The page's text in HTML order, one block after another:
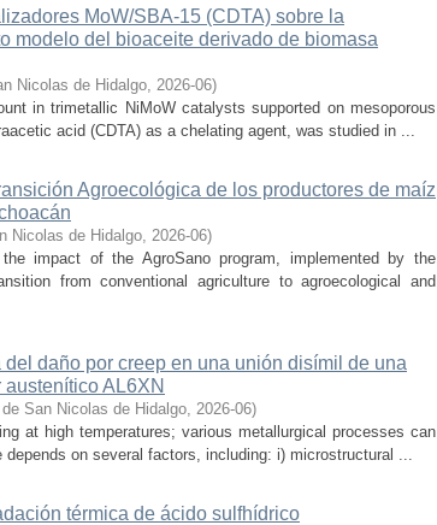
MoW/SBA-15 (CDTA) sobre la
modelo del bioaceite derivado de biomasa
Nicolas de Hidalgo, 2026-06)
in trimetallic NiMoW catalysts supported on mesoporous
acid (CDTA) as a chelating agent, was studied in ...
Agroecológica de los productores de maíz
Nicolas de Hidalgo, 2026-06)
impact of the AgroSano program, implemented by the
from conventional agriculture to agroecological and
daño por creep en una unión disímil de una
AL6XN
San Nicolas de Hidalgo, 2026-06)
at high temperatures; various metallurgical processes can
on several factors, including: i) microstructural ...
térmica de ácido sulfhídrico